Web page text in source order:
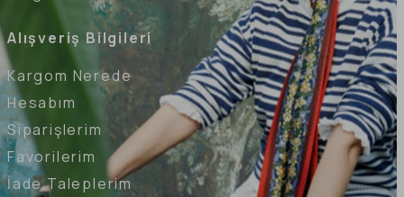
Alışveriş Bilgileri
Kargom Nerede
Hesabım
Siparişlerim
Favorilerim
İade Taleplerim